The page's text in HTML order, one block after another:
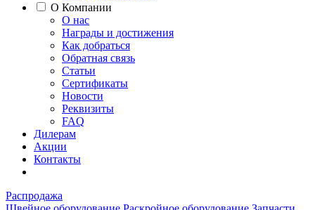
О Компании
О нас
Награды и достижения
Как добраться
Обратная связь
Статьи
Сертификаты
Новости
Реквизиты
FAQ
Дилерам
Акции
Контакты
Распродажа